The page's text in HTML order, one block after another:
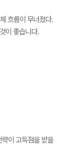
흐름이 무너졌다.
이 좋습니다.
이 고득점을 받을